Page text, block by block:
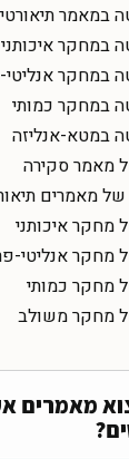
במאמר תיאורטי
במחקר איכותני
במחקר
במחקר כמותי
במטא-אנליזה
מאמר סקירה
מאמרים
מחקר איכותני
מחקר אנליטי-
מחקר כמותי
מחקר משולב
מאמרים